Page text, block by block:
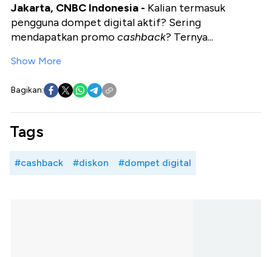
Jakarta, CNBC Indonesia - Kalian termasuk
pengguna dompet digital aktif? Sering
mendapatkan promocashback? Ternya...
Show More
Bagikan:
Tags
#cashback #diskon #dompet digital